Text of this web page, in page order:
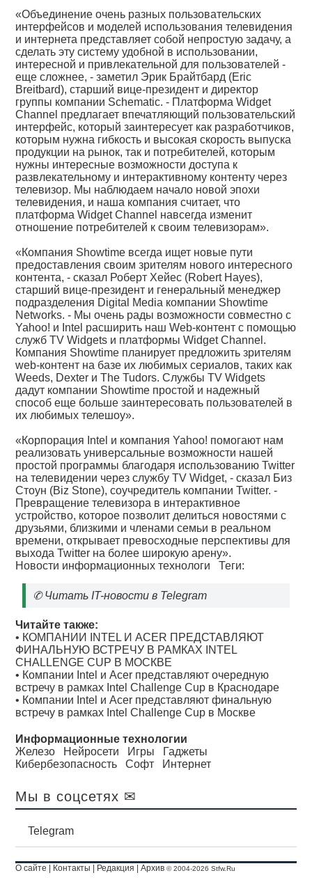
«Объединение очень разных пользовательских
интерфейсов и моделей использования телевидения
и интернета представляет собой непростую задачу, а
сделать эту систему удобной в использовании,
интересной и привлекательной для пользователей -
еще сложнее, - заметил Эрик Брайтбард (Eric
Breitbard), старший вице-президент и директор
группы компании Schematic. - Платформа Widget
Channel предлагает впечатляющий пользовательский
интерфейс, который заинтересует как разработчиков,
которым нужна гибкость и высокая скорость выпуска
продукции на рынок, так и потребителей, которым
нужны интересные возможности доступа к
развлекательному и интерактивному контенту через
телевизор. Мы наблюдаем начало новой эпохи
телевидения, и наша компания считает, что
платформа Widget Channel навсегда изменит
отношение потребителей к своим телевизорам».
«Компания Showtime всегда ищет новые пути
предоставления своим зрителям нового интересного
контента, - сказал Роберт Хейес (Robert Hayes),
старший вице-президент и генеральный менеджер
подразделения Digital Media компании Showtime
Networks. - Мы очень рады возможности совместно с
Yahoo! и Intel расширить наш Web-контент с помощью
служб TV Widgets и платформы Widget Channel.
Компания Showtime планирует предложить зрителям
web-контент на базе их любимых сериалов, таких как
Weeds, Dexter и The Tudors. Службы TV Widgets
дадут компании Showtime простой и надежный
способ еще больше заинтересовать пользователей в
их любимых телешоу».
«Корпорация Intel и компания Yahoo! помогают нам
реализовать универсальные возможности нашей
простой программы благодаря использованию Twitter
на телевидении через службу TV Widget, - сказал Биз
Стоун (Biz Stone), соучредитель компании Twitter. -
Превращение телевизора в интерактивное
устройство, которое позволит делиться новостями с
друзьями, близкими и членами семьи в реальном
времени, открывает превосходные перспективы для
выхода Twitter на более широкую арену».
Новости информационных технологи Теги:
✆Читать IT-новости в Telegram
Читайте также:
• КОМПАНИИ INTEL И ACER ПРЕДСТАВЛЯЮТ
ФИНАЛЬНУЮ ВСТРЕЧУ В РАМКАХ INTEL
CHALLENGE CUP В МОСКВЕ
• Компании Intel и Acer представляют очередную
встречу в рамках Intel Challenge Cup в Краснодаре
• Компании Intel и Acer представляют финальную
встречу в рамках Intel Challenge Cup в Москве
Информационные технологии
Железо
Нейросети Игры
Гаджеты
Кибербезопасность
Софт Интернет
Мы в соцсетях ✉
Telegram
О сайте Контакты Редакция |Архив © 2004-2026 Stfw.Ru